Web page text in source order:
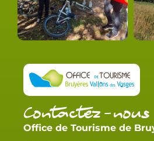
Contactez-nous
Office de Tourisme de